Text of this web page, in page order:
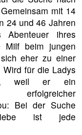
mit 14
24 und 46 Jahren
ihres
Milf beim jungen
eher zu einer
für die Ladys
weil er ein
Bei der Suche
ist jede